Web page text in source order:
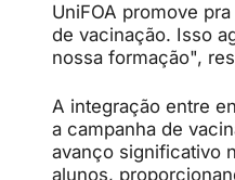
UniFOA promove
de vacinação. Isso
nossa formação",
A integração entre
a campanha de
avanço significativo
alunos,